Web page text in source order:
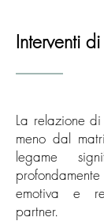
Interventi
La relazione
meno dal
legame
emotiva e
partner.